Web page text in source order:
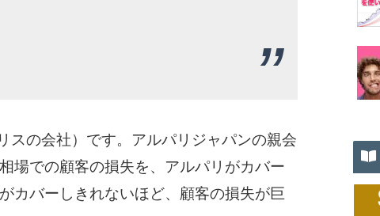
スの会社）です。アルパリジャパンの親会
場での顧客の損失を、アルパリがカバー
カバーしきれないほど、顧客の損失が巨